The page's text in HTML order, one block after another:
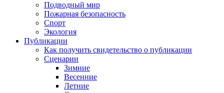
Подводный мир
Пожарная безопасность
Спорт
Экология
Публикации
Как получить свидетельство о публикации
Сценарии
Зимние
Весенние
Летние